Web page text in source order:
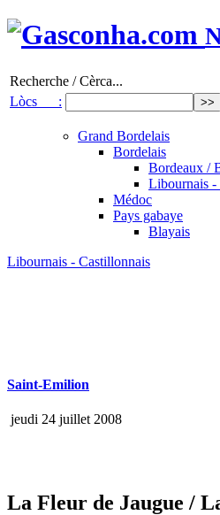
Recherche / Cèrca...
Lòcs :
Grand Bordelais
Bordelais
Bordeaux /
Libournais -
Médoc
Pays gabaye
Blayais
Libournais - Castillonnais
Saint-Emilion
jeudi 24 juillet 2008
La Fleur de Jaugue /